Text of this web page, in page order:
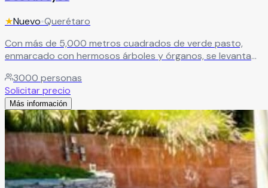
★Nuevo•Querétaro
Con más de 5,000 metros cuadrados de verde pasto,
enmarcado con hermosos árboles y órganos, se levanta
hasta en el más mínimo detalle, con características únicas
en la ciudad. Dos Arroyos te ofrece un jardín de fiestas
que funge como salón de eventos, mezclando elementos
naturales de origen regional, con áreas pensadas para
llevar a cabo una excelente organización de eventos en
Querétaro. Leer más
3000 personas
Solicitar precio
Más información